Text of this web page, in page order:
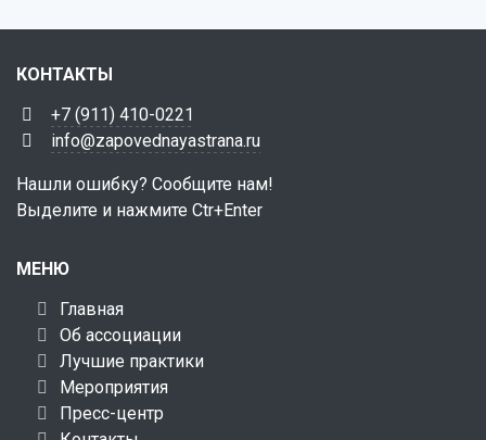
КОНТАКТЫ
+7 (911) 410-0221
info@zapovednayastrana.ru
Нашли ошибку? Сообщите нам!
Выделите и нажмите Ctr+Enter
МЕНЮ
Главная
Об ассоциации
Лучшие практики
Мероприятия
Пресс-центр